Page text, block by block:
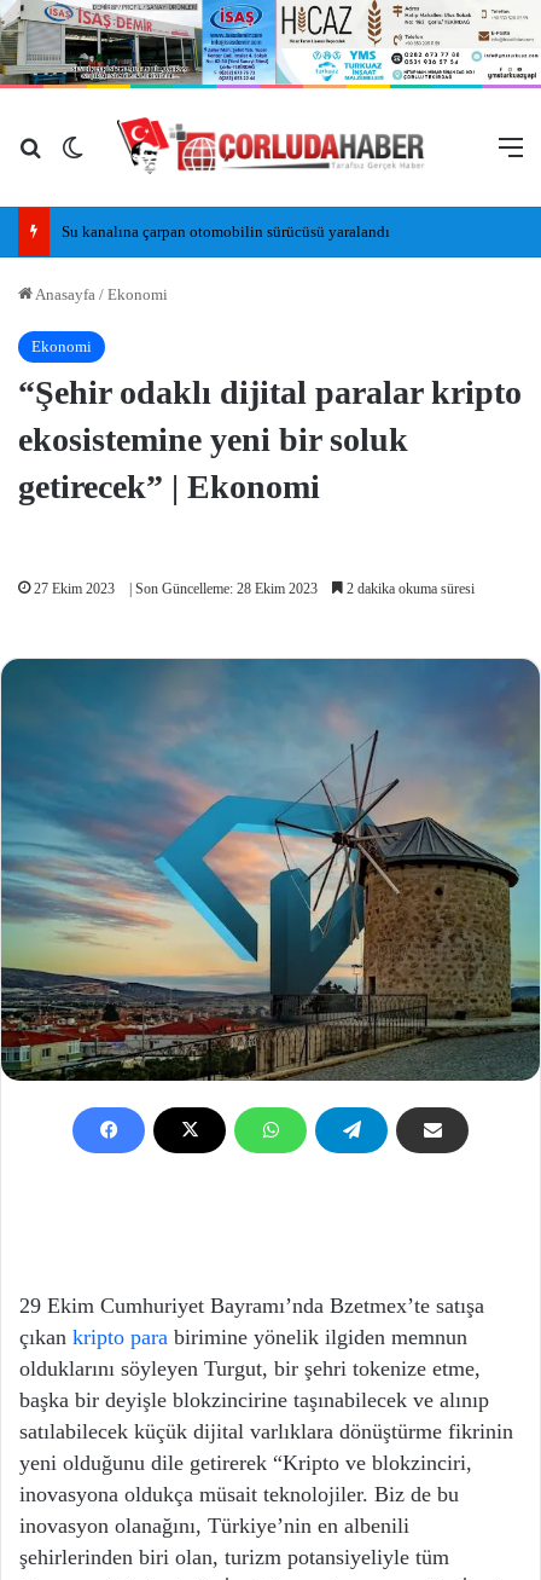
Arama yap ...
Dış görünümü değiştir
Su kanalına çarpan otomobilin sürücüsü yaralandı
Anasayfa / Ekonomi
Ekonomi
“Şehir odaklı dijital paralar kripto
ekosistemine yeni bir soluk
getirecek” | Ekonomi
27 Ekim 2023 | Son Güncelleme: 28 Ekim 2023 2 dakika okuma süresi
29 Ekim Cumhuriyet Bayramı’nda Bzetmex’te satışa
çıkan kripto para birimine yönelik ilgiden memnun
olduklarını söyleyen Turgut, bir şehri tokenize etme,
başka bir deyişle blokzincirine taşınabilecek ve alınıp
satılabilecek küçük dijital varlıklara dönüştürme fikrinin
yeni olduğunu dile getirerek “Kripto ve blokzinciri,
inovasyona oldukça müsait teknolojiler. Biz de bu
inovasyon olanağını, Türkiye’nin en albenili
şehirlerinden biri olan, turizm potansiyeliyle tüm